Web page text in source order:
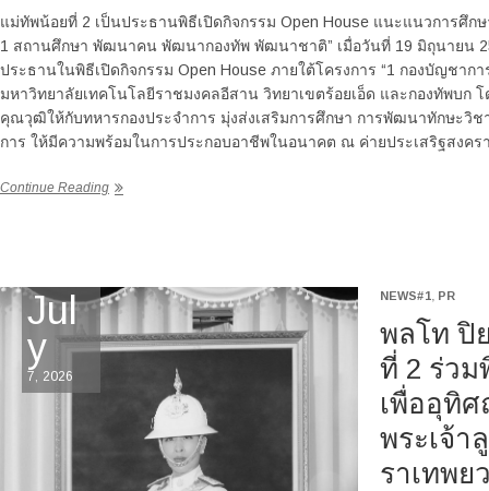
แม่ทัพน้อยที่ 2 เป็นประธานพิธีเปิดกิจกรรม Open House แนะแนวการศึก
1 สถานศึกษา พัฒนาคน พัฒนากองทัพ พัฒนาชาติ” เมื่อวันที่ 19 มิถุนายน
ประธานในพิธีเปิดกิจกรรม Open House ภายใต้โครงการ “1 กองบัญช
มหาวิทยาลัยเทคโนโลยีราชมงคลอีสาน วิทยาเขตร้อยเอ็ด และกองทัพบก
คุณวุฒิให้กับทหารกองประจำการ มุ่งส่งเสริมการศึกษา การพัฒนาทักษะวิ
การ ให้มีความพร้อมในการประกอบอาชีพในอนาคต ณ ค่ายประเสริฐสง
Continue Reading
Jul
y
7, 2026
NEWS#1 PR
พลโท ปิ
ที่ 2 ร่ว
เพื่ออุทิ
พระเจ้า
ราเทพ